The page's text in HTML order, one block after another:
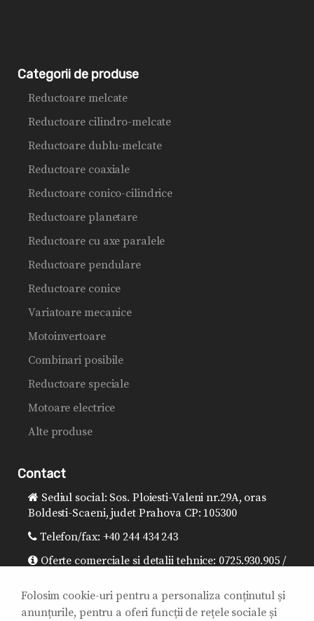
Categorii de produse
Reductoare melcate
Reductoare cilindro-melcate
Reductoare dublu-melcate
Reductoare coaxiale
Reductoare conico-cilindrice
Reductoare planetare
Reductoare cu axe paralele
Reductoare pendulare
Reductoare conice
Variatoare mecanice
Motoinvertoare
Combinari posibile
Reductoare speciale
Motoare electrice
Alte produse
Contact
Sediul social: Sos. Ploiesti-Valeni nr.29A, oras
Boldesti-Scaeni, judet Prahova CP: 105300
Telefon/fax: +40 244 434 243
Oferte comerciale si detalii tehnice: 0725.930.905 /
Director general: 0725.930.906 /
office@sitibalkania.ro
Folosim cookie-uri pentru a personaliza conținutul și
anunțurile, pentru a oferi funcții de rețele sociale și